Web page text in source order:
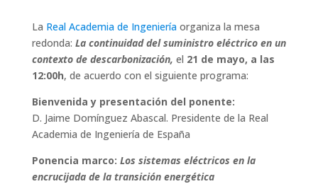
La Real Academia de Ingenieríaorganiza la mesa
redonda: La continuidad del suministro eléctrico en un
contexto de descarbonización, el 21 de mayo, a las
12:00h, de acuerdo con el siguiente programa:
Bienvenida y presentación del ponente:
D. Jaime Domínguez Abascal. Presidente de la Real
Academia de Ingeniería de España
Ponencia marco: Los sistemas eléctricos en la
encrucijada de la transición energética